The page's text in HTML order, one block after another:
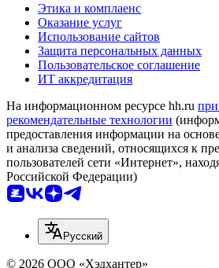
Этика и комплаенс
Оказание услуг
Использование сайтов
Защита персональных данных
Пользовательское соглашение
ИТ аккредитация
На информационном ресурсе hh.ru
рекомендательные технологии
предоставления информации на
и анализа сведений, относящихся к
пользователей сети «Интернет»,
Российской Федерации)
Русский
© 2026 ООО «Хэдхантер»